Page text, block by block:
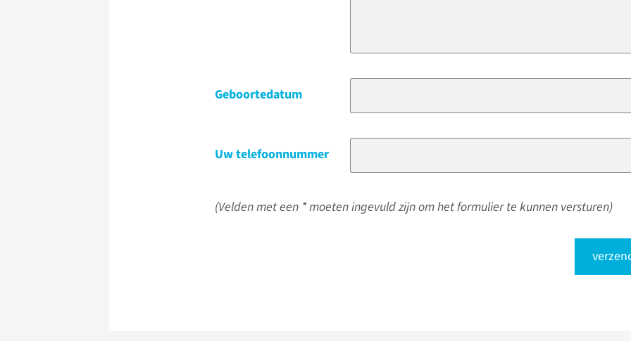
Geboortedatum
Uw telefoonnummer
(Velden met een * moeten ingevuld zijn om het formulier te kunnen versturen)